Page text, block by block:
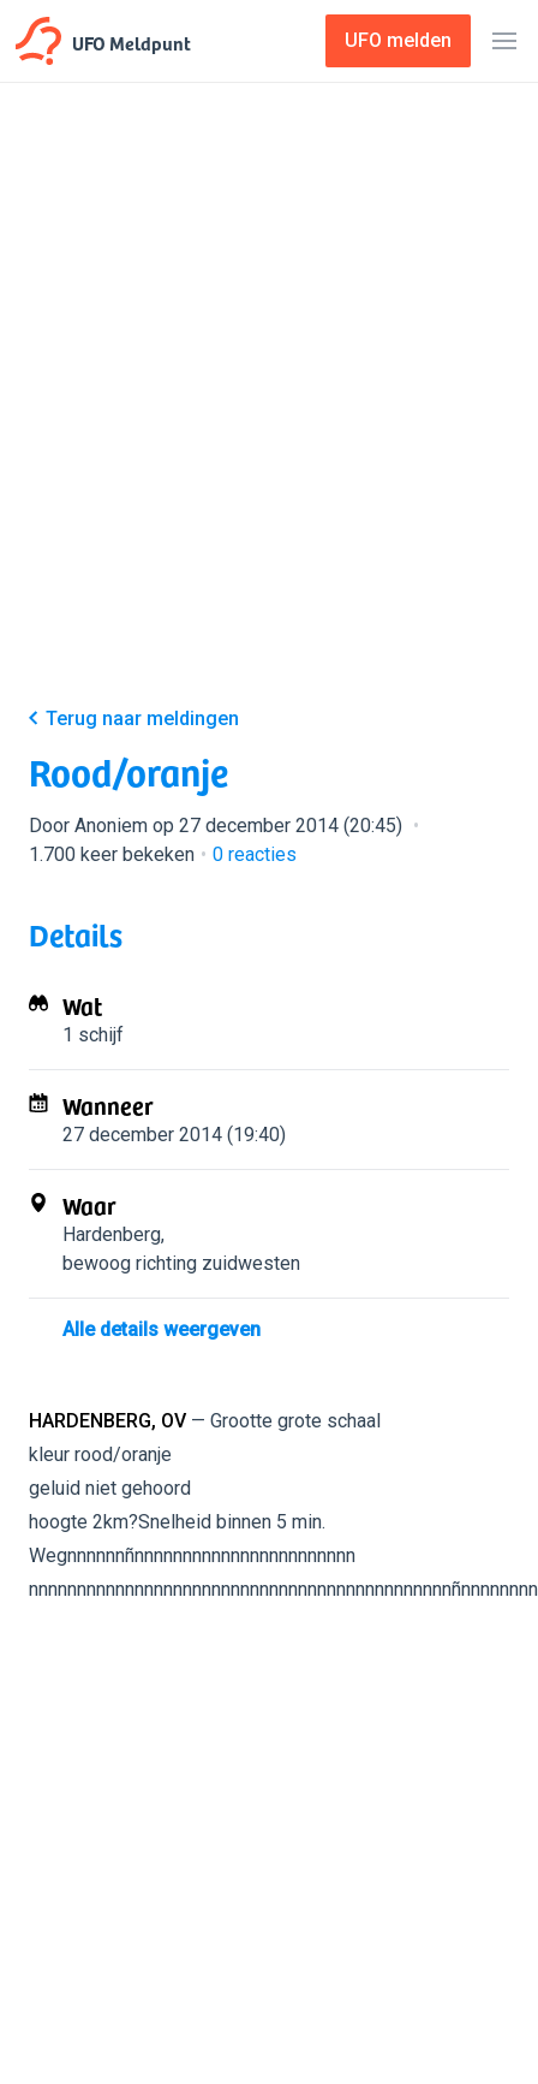
UFO Meldpunt UFO melden
Terug naar meldingen
Rood/oranje
Door Anoniem op 27 december 2014 (20:45)
1.700 keer bekeken
0 reacties
Details
Wat
1 schijf
Wanneer
27 december 2014 (19:40)
Waar
Hardenberg,
bewoog richting zuidwesten
Alle details weergeven
HARDENBERG, OV — Grootte grote schaal
kleur rood/oranje
geluid niet gehoord
hoogte 2km?Snelheid binnen 5 min.
Wegnnnnnnñnnnnnnnnnnnnnnnnnnnnnnn